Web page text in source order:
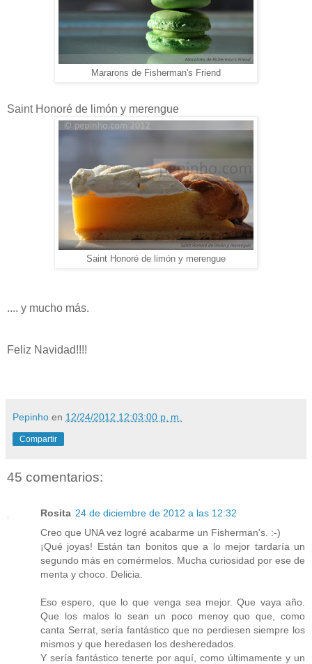
Mararons de Fisherman's Friend
Saint Honoré de limón y merengue
Saint Honoré de limón y merengue
.... y mucho más.
Feliz Navidad!!!!
Pepinho en 12/24/2012 12:03:00 p. m.
Compartir
45 comentarios:
Rosita 24 de diciembre de 2012 a las 12:32
Creo que UNA vez logré acabarme un Fisherman's. :-)
¡Qué joyas! Están tan bonitos que a lo mejor tardaría un
segundo más en comérmelos. Mucha curiosidad por ese de
menta y choco. Delicia.
Eso espero, que lo que venga sea mejor. Que vaya año.
Que los malos lo sean un poco menoy quo que, como
canta Serrat, sería fantástico que no perdiesen siempre los
mismos y que heredasen los desheredados.
Y sería fantástico tenerte por aquí, como últimamente y un